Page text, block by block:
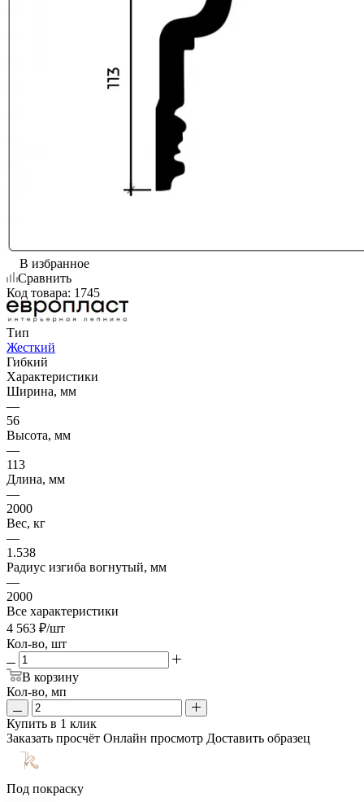
В избранное
Сравнить
Код товара: 1745
Тип
Жесткий
Гибкий
Характеристики
Ширина, мм
—
56
Высота, мм
—
113
Длина, мм
—
2000
Вес, кг
—
1.538
Радиус изгиба вогнутый, мм
—
2000
Все характеристики
4 563 ₽/шт
Кол-во, шт
В корзину
Кол-во, мп
Купить в 1 клик
Заказать просчёт Онлайн просмотр Доставить образец
Под покраску